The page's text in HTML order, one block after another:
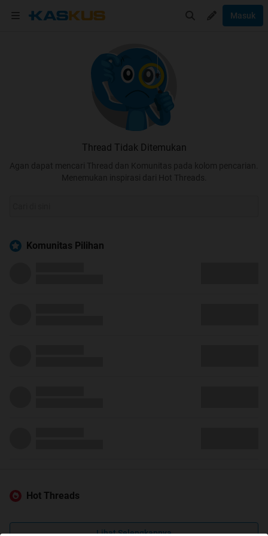
Masuk
Thread Tidak Ditemukan
Agan dapat mencari Thread dan Komunitas pada kolom pencarian.
Menemukan inspirasi dari Hot Threads.
Komunitas Pilihan
Hot Threads
Lihat Selengkapnya